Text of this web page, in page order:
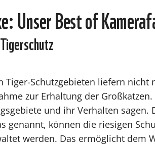
Unser Best of
Tiger-Schutzgebieten liefern
zur Erhaltung der
und ihr Verhalten sagen.
genannt, können die riesigen
werden. Das ermöglicht dem